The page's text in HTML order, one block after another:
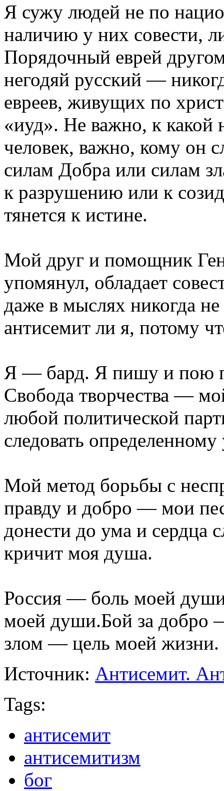
Я сужу людей не по
наличию у них совести,
Порядочный еврей
негодяй русский —
евреев, живущих по
«иуд». Не важно, к какой
человек, важно, кому
силам Добра или силам
к разрушению или к
тянется к истине.
Мой друг и помощник
упомянул, обладает
даже в мыслях никогда
антисемит ли я, потому
Я — бард. Я пишу и пою
Свобода творчества —
любой политической
следовать
Мой метод борьбы с
правду и добро — мои
донести до ума и сердца
кричит моя душа.
Россия — боль моей
моей души.Бой за добро
злом — цель моей жизни.
Источник: Антисемит.
Tags:
антисемит
антисемитизм
бог